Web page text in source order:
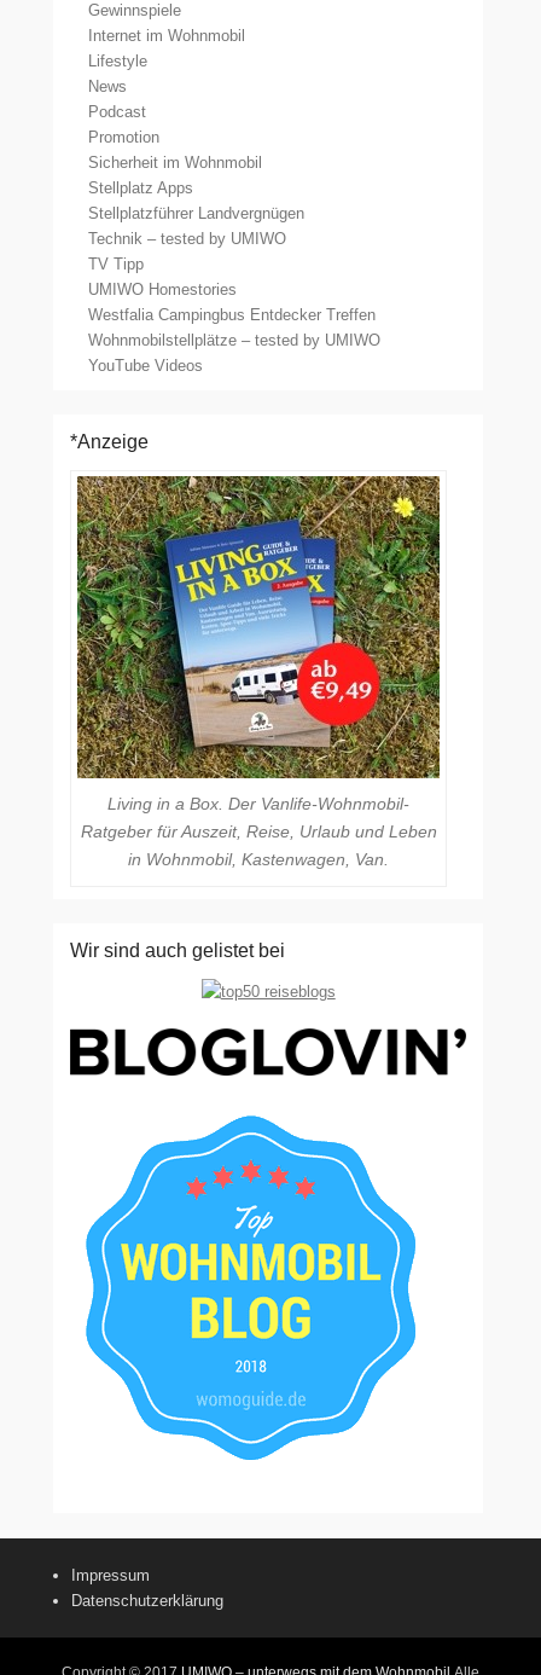
Gewinnspiele
Internet im Wohnmobil
Lifestyle
News
Podcast
Promotion
Sicherheit im Wohnmobil
Stellplatz Apps
Stellplatzführer Landvergnügen
Technik – tested by UMIWO
TV Tipp
UMIWO Homestories
Westfalia Campingbus Entdecker Treffen
Wohnmobilstellplätze – tested by UMIWO
YouTube Videos
*Anzeige
Living in a Box. Der Vanlife-Wohnmobil-
Ratgeber für Auszeit, Reise, Urlaub und Leben
in Wohnmobil, Kastenwagen, Van.
Wir sind auch gelistet bei
Impressum
Datenschutzerklärung